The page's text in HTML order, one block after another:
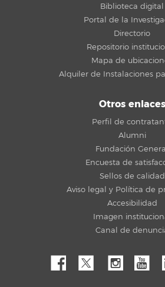
Biblioteca digital
Portal de la
Directorio
Repositorio
Mapa de
Alquiler de Instalaciones
Otros enlaces
Perfil de
Alumni
Fundación
Encuesta de
Sellos de calidad
Aviso legal y Política de
Accesibilidad
Imagen
Canal de